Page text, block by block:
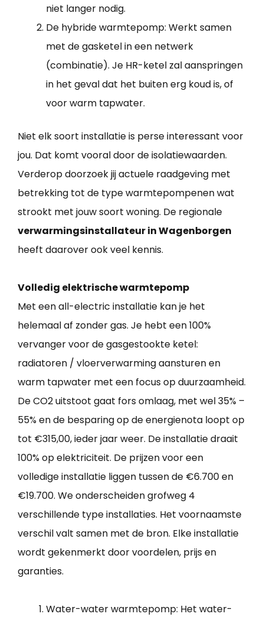
niet langer nodig.
De hybride warmtepomp: Werkt samen
met de gasketel in een netwerk
(combinatie). Je HR-ketel zal aanspringen
in het geval dat het buiten erg koud is, of
voor warm tapwater.
Niet elk soort installatie is perse interessant voor
jou. Dat komt vooral door de isolatiewaarden.
Verderop doorzoek jij actuele raadgeving met
betrekking tot de type warmtepompenen wat
strookt met jouw soort woning. De regionale
verwarmingsinstallateur in Wagenborgen
heeft daarover ook veel kennis.
Volledig elektrische warmtepomp
Met een all-electric installatie kan je het
helemaal af zonder gas. Je hebt een 100%
vervanger voor de gasgestookte ketel:
radiatoren / vloerverwarming aansturen en
warm tapwater met een focus op duurzaamheid.
De CO2 uitstoot gaat fors omlaag, met wel 35% –
55% en de besparing op de energienota loopt op
tot €315,00, ieder jaar weer. De installatie draait
100% op elektriciteit. De prijzen voor een
volledige installatie liggen tussen de €6.700 en
€19.700. We onderscheiden grofweg 4
verschillende type installaties. Het voornaamste
verschil valt samen met de bron. Elke installatie
wordt gekenmerkt door voordelen, prijs en
garanties.
Water-water warmtepomp: Het water-